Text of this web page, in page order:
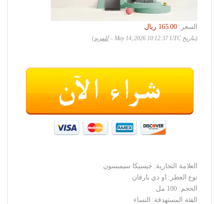
السعر:
‏165.00 ريال
(بتاريخ May 14, 2026 10:12:37 UTC – للمزيد)
العلامة التجارية: جيسيكا سيمبسون
نوع العطر: او دي بارفان
الحجم: 100 مل
الفئة المستهدفة: النساء